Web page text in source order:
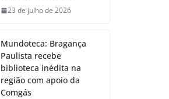
23 de julho de 2026
Mundoteca: Bragança
Paulista recebe
biblioteca inédita na
região com apoio da
Comgás